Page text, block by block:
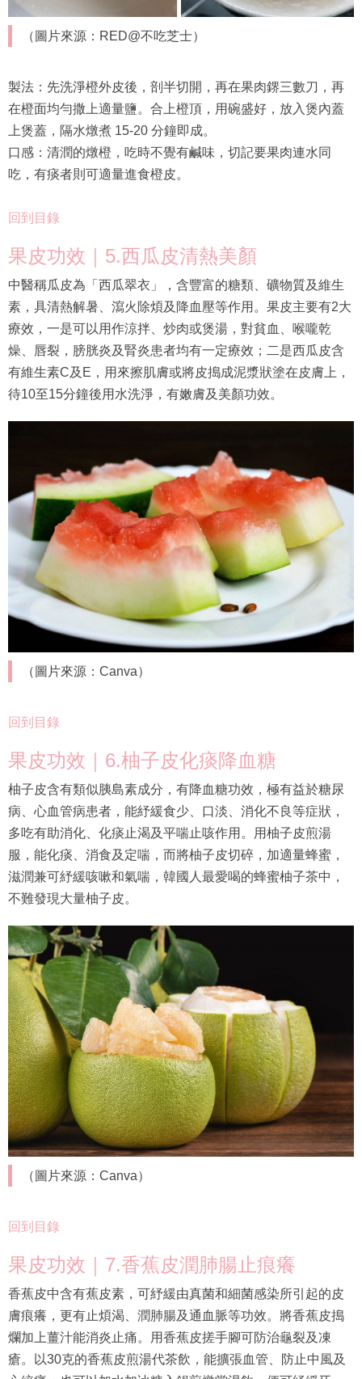
（圖片來源：RED@不吃芝士）
製法：先洗淨橙外皮後，剖半切開，再在果肉鎅三數刀，再
在橙面均勻撒上適量鹽。合上橙頂，用碗盛好，放入煲內蓋
上煲蓋，隔水燉煮 15-20 分鐘即成。
口感：清潤的燉橙，吃時不覺有鹹味，切記要果肉連水同
吃，有痰者則可適量進食橙皮。
回到目錄
果皮功效｜5.西瓜皮清熱美顏
中醫稱瓜皮為「西瓜翠衣」，含豐富的糖類、礦物質及維生
素，具清熱解暑、瀉火除煩及降血壓等作用。果皮主要有2大
療效，一是可以用作涼拌、炒肉或煲湯，對貧血、喉嚨乾
燥、唇裂，膀胱炎及腎炎患者均有一定療效；二是西瓜皮含
有維生素C及E，用來擦肌膚或將皮搗成泥漿狀塗在皮膚上，
待10至15分鐘後用水洗淨，有嫩膚及美顏功效。
（圖片來源：Canva）
回到目錄
果皮功效｜6.柚子皮化痰降血糖
柚子皮含有類似胰島素成分，有降血糖功效，極有益於糖尿
病、心血管病患者，能紓緩食少、口淡、消化不良等症狀，
多吃有助消化、化痰止渴及平喘止咳作用。用柚子皮煎湯
服，能化痰、消食及定喘，而將柚子皮切碎，加適量蜂蜜，
滋潤兼可紓緩咳嗽和氣喘，韓國人最愛喝的蜂蜜柚子茶中，
不難發現大量柚子皮。
（圖片來源：Canva）
回到目錄
果皮功效｜7.香蕉皮潤肺腸止痕癢
香蕉皮中含有蕉皮素，可紓緩由真菌和細菌感染所引起的皮
膚痕癢，更有止煩渴、潤肺腸及通血脈等功效。將香蕉皮搗
爛加上薑汁能消炎止痛。用香蕉皮搓手腳可防治龜裂及凍
瘡。以30克的香蕉皮煎湯代茶飲，能擴張血管、防止中風及